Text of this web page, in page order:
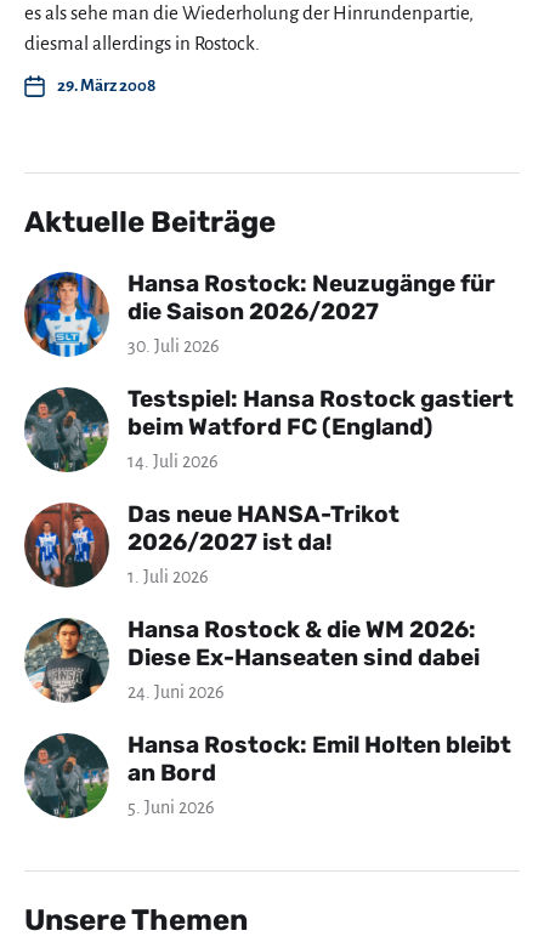
es als sehe man die Wiederholung der Hinrundenpartie,
diesmal allerdings in Rostock.
29. März 2008
Aktuelle Beiträge
Hansa Rostock: Neuzugänge für
die Saison 2026/2027
30. Juli 2026
Testspiel: Hansa Rostock gastiert
beim Watford FC (England)
14. Juli 2026
Das neue HANSA-Trikot
2026/2027 ist da!
1. Juli 2026
Hansa Rostock & die WM 2026:
Diese Ex-Hanseaten sind dabei
24. Juni 2026
Hansa Rostock: Emil Holten bleibt
an Bord
5. Juni 2026
Unsere Themen